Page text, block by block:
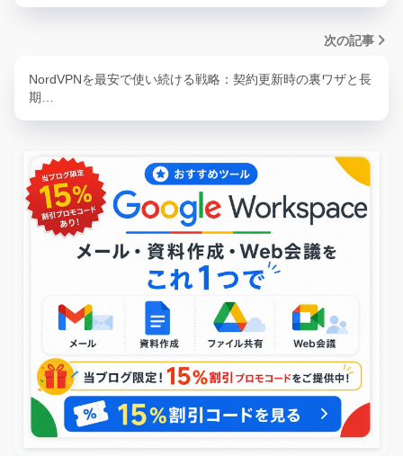
次の記事
NordVPNを最安で使い続ける戦略：契約更新時の裏ワザと長
期…